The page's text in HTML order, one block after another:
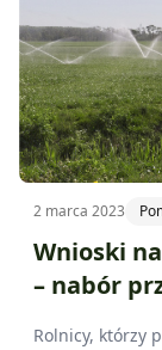
2 marca 2023
Wnioski
– nabór
Rolnicy, którzy